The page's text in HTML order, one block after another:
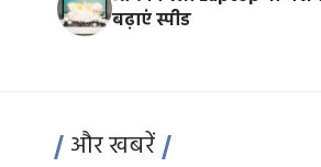
बढ़ाएं स्पीड
और खबरें